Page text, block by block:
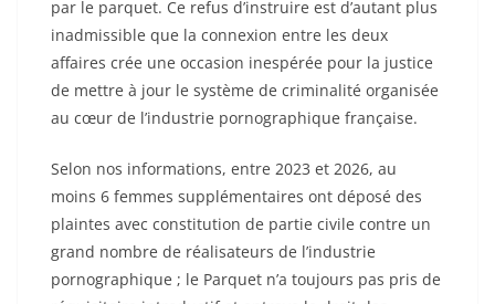
par le parquet. Ce refus d’instruire est d’autant plus
inadmissible que la connexion entre les deux
affaires crée une occasion inespérée pour la justice
de mettre à jour le système de criminalité organisée
au cœur de l’industrie pornographique française.
Selon nos informations, entre 2023 et 2026, au
moins 6 femmes supplémentaires ont déposé des
plaintes avec constitution de partie civile contre un
grand nombre de réalisateurs de l’industrie
pornographique ; le Parquet n’a toujours pas pris de